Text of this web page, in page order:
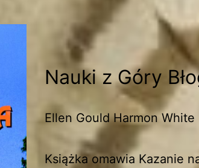
Nauki z Góry
Ellen Gould Harmon White
Książka omawia Kazanie